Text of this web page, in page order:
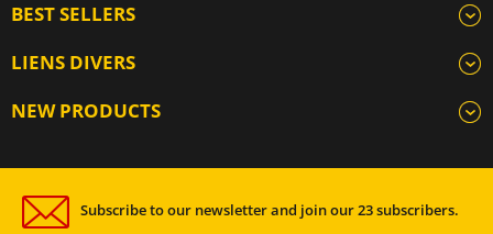
BEST SELLERS
LIENS DIVERS
NEW PRODUCTS
Subscribe to our newsletter and join our 23 subscribers.